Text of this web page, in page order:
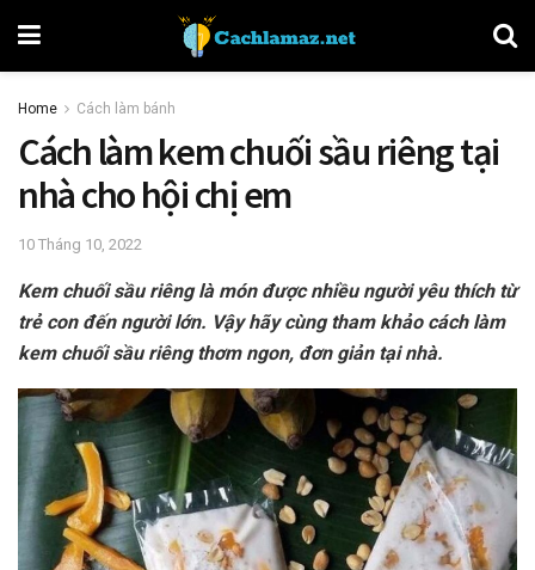
Home Cách làm bánh
Cách làm kem chuối sầu riêng tại
nhà cho hội chị em
10 Tháng 10, 2022
Kem chuối sầu riêng là món được nhiều người yêu thích từ
trẻ con đến người lớn. Vậy hãy cùng tham khảo cách làm
kem chuối sầu riêng thơm ngon, đơn giản tại nhà.